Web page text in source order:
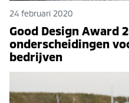
24 februari 2020
Good Design Award
onderscheidingen
bedrijven